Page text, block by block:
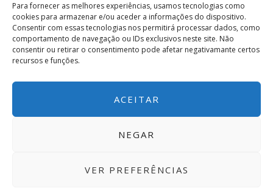
Para fornecer as melhores experiências, usamos tecnologias como
cookies para armazenar e/ou aceder a informações do dispositivo.
Consentir com essas tecnologias nos permitirá processar dados, como
comportamento de navegação ou IDs exclusivos neste site. Não
consentir ou retirar o consentimento pode afetar negativamante certos
recursos e funções.
ACEITAR
NEGAR
VER PREFERÊNCIAS